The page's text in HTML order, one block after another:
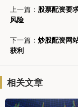
上一篇： 股票配资要
风险
下一篇： 炒股配资网
获利
相关文章